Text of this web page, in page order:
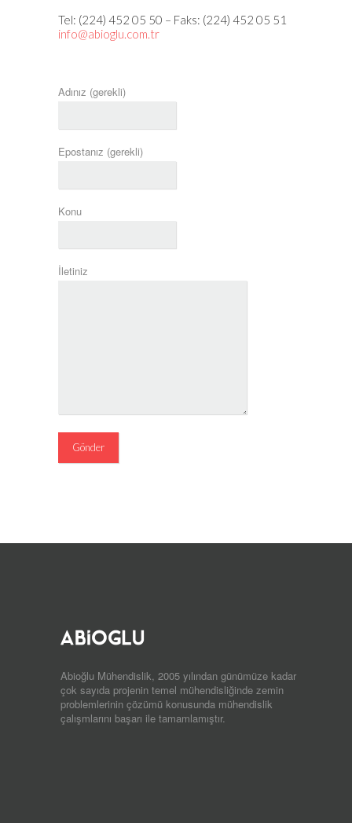
Tel: (224) 452 05 50 – Faks: (224) 452 05 51
info@abioglu.com.tr
Adınız (gerekli)
Epostanız (gerekli)
Konu
İletiniz
Abioğlu Mühendislik, 2005 yılından günümüze kadar
çok sayıda projenin temel mühendisliğinde zemin
problemlerinin çözümü konusunda mühendislik
çalışmlarını başarı ile tamamlamıştır.